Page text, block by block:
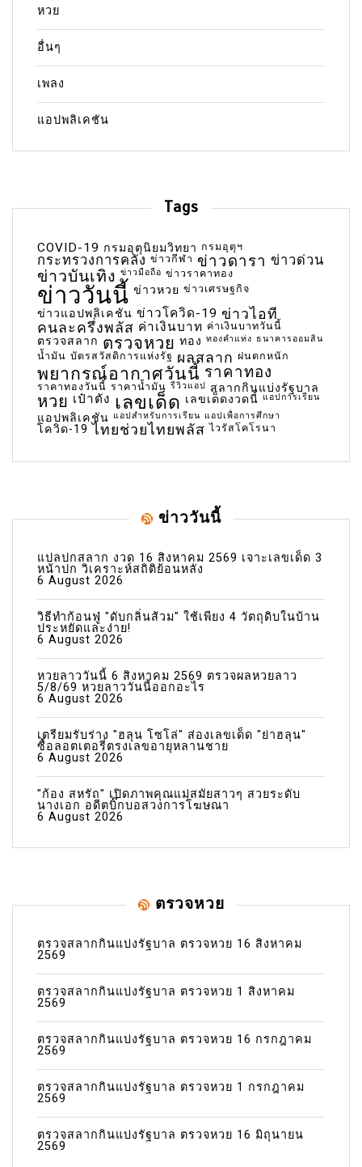
หวย
อื่นๆ
เพลง
แอปพลิเคชัน
Tags
COVID-19 กรมอุตุนิยมวิทยา กรมอุตุฯ
กระทรวงการคลัง ข่าวกีฬา ข่าวดารา ข่าวด่วน
ข่าวบันเทิง ข่าวมือถือ ข่าวราคาทอง
ข่าววันนี้ ข่าวหวย ข่าวเศรษฐกิจ
ข่าวแอปพลิเคชัน ข่าวโควิด-19 ข่าวไอที
คนละครึ่งพลัส ค่าเงินบาท ค่าเงินบาทวันนี้
ตรวจสลาก ตรวจหวย ทอง ทองคำแท่ง ธนาคารออมสิน
น้ำมัน บัตรสวัสดิการแห่งรัฐ ผลสลาก ฝนตกหนัก
พยากรณ์อากาศวันนี้ ราคาทอง
ราคาทองวันนี้ ราคาน้ำมัน รีวิวแอป สลากกินแบ่งรัฐบาล
หวย เป๋าตัง เลขเด็ด เลขเด็ดงวดนี้ แอปการเรียน
แอปพลิเคชัน แอปสำหรับการเรียน แอปเพื่อการศึกษา
โควิด-19 ไทยช่วยไทยพลัส ไวรัสโคโรนา
ข่าววันนี้
แปลปกสลาก งวด 16 สิงหาคม 2569 เจาะเลขเด็ด 3
หน้าปก วิเคราะห์สถิติย้อนหลัง
6 August 2026
วิธีทำก้อนฟู่ "ดับกลิ่นส้วม" ใช้เพียง 4 วัตถุดิบในบ้าน
ประหยัดและง่าย!
6 August 2026
หวยลาววันนี้ 6 สิงหาคม 2569 ตรวจผลหวยลาว
5/8/69 หวยลาววันนี้ออกอะไร
6 August 2026
เตรียมรับร่าง "ฮลุน โซโล่" ส่องเลขเด็ด "ย่าฮลุน"
ซื้อลอตเตอรี่ตรงเลขอายุหลานชาย
6 August 2026
"ก้อง สหรัถ" เปิดภาพคุณแม่สมัยสาวๆ สวยระดับ
นางเอก อดีตบิ๊กบอสวงการโฆษณา
6 August 2026
ตรวจหวย
ตรวจสลากกินแบ่งรัฐบาล ตรวจหวย 16 สิงหาคม
2569
ตรวจสลากกินแบ่งรัฐบาล ตรวจหวย 1 สิงหาคม
2569
ตรวจสลากกินแบ่งรัฐบาล ตรวจหวย 16 กรกฎาคม
2569
ตรวจสลากกินแบ่งรัฐบาล ตรวจหวย 1 กรกฎาคม
2569
ตรวจสลากกินแบ่งรัฐบาล ตรวจหวย 16 มิถุนายน
2569